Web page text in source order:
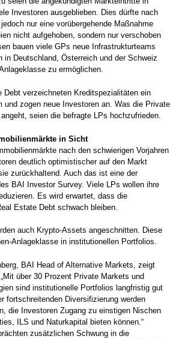
Investoren ausgeblieben. Dies dürfte nach
nur eine vorübergehende Maßnahme
nicht aufgehoben, sondern nur verschoben
bauen viele GPs neue Infrastrukturteams
in Deutschland, Österreich und der Schweiz
zu ermöglichen.
Debt verzeichneten Kreditspezialitäten ein
und zogen neue Investoren an. Was die Private
seien die befragte LPs hochzufrieden.
in Sicht
nach den schwierigen Vorjahren
deutlich optimistischer auf den Markt
zurückhaltend. Auch das ist eine der
BAI Investor Survey. Viele LPs wollen ihre
Es wird erwartet, dass die
Estate Debt schwach bleiben.
auch Krypto-Assets angeschnitten. Diese
Anlageklasse in institutionellen Portfolios.
BAI Head of Alternative Markets, zeigt
über 30 Prozent Private Markets und
sind institutionelle Portfolios langfristig gut
fortschreitenden Diversifizierung werden
die Investoren Zugang zu einstigen Nischen
ILS und Naturkapital bieten können.“
zusätzlichen Schwung in die